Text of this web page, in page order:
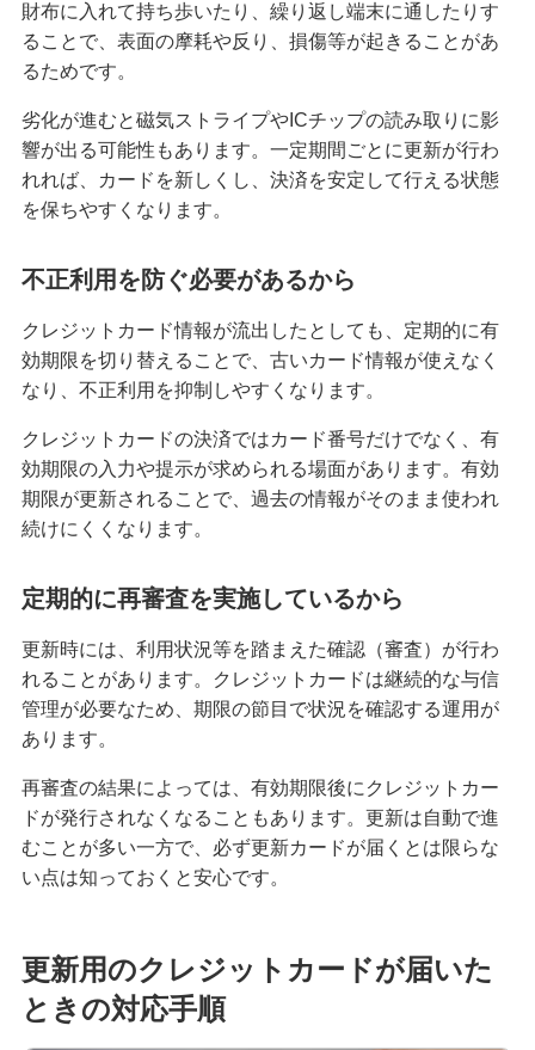
クレジットカードが作れない原因とは？審査に落
ちた場合の対処法や代替カードを紹介
クレジットカードの3Dセキュアとは？決済方法、
導入のメリットや注意点を解説
クレジットカードの家族カードとは？発行条件や
に影響する？対処法やリスクを解説
クレジットカードのランクとは？上げる方法やハ
クレジットカード引き落としの時間は？当日入金
の注意点や遅れたときの対処法も紹介
える基本フレーズをまとめて紹介
iDとクレジットカードの違いは？ポイント還元率
を高める方法も紹介
ぶポイントや注意点を解説
高校生はクレジットカードに申し込めない！カー
ドを持つための代替手段と注意点を解説
メリット、利用時の注意点を解説
クレジットカードの暗証番号を変更する方法！手
財布に入れて持ち歩いたり、繰り返し端末に通したりす
ることで、表面の摩耗や反り、損傷等が起きることがあ
るためです。
劣化が進むと磁気ストライプやICチップの読み取りに影
響が出る可能性もあります。一定期間ごとに更新が行わ
れれば、カードを新しくし、決済を安定して行える状態
を保ちやすくなります。
不正利用を防ぐ必要があるから
クレジットカード情報が流出したとしても、定期的に有
効期限を切り替えることで、古いカード情報が使えなく
なり、不正利用を抑制しやすくなります。
クレジットカードの決済ではカード番号だけでなく、有
効期限の入力や提示が求められる場面があります。有効
期限が更新されることで、過去の情報がそのまま使われ
続けにくくなります。
定期的に再審査を実施しているから
更新時には、利用状況等を踏まえた確認（審査）が行わ
れることがあります。クレジットカードは継続的な与信
管理が必要なため、期限の節目で状況を確認する運用が
あります。
再審査の結果によっては、有効期限後にクレジットカー
ドが発行されなくなることもあります。更新は自動で進
むことが多い一方で、必ず更新カードが届くとは限らな
い点は知っておくと安心です。
更新用のクレジットカードが届いた
ときの対応手順